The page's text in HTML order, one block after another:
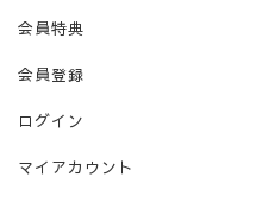
会員特典
会員登録
ログイン
マイアカウント